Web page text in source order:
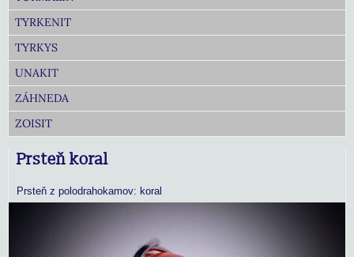
TYRKENIT
TYRKYS
UNAKIT
ZÁHNEDA
ZOISIT
Prsteň koral
Prsteň z polodrahokamov: koral